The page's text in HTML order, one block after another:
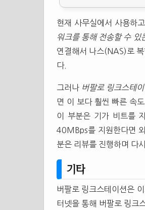
현재 사무실에서 사용하
워크를 통해 전송할 수
연결해서 나스(NAS)로
다.
그러나 버팔로 링크스테
면 이 보다 훨씬 빠른 속
이 부분은 기가 비트를
40MBps를 지원한다면
분은 리뷰를 진행하며 다
기타
버팔로 링크스테이션은 이
터넷을 통해 버팔로 링크